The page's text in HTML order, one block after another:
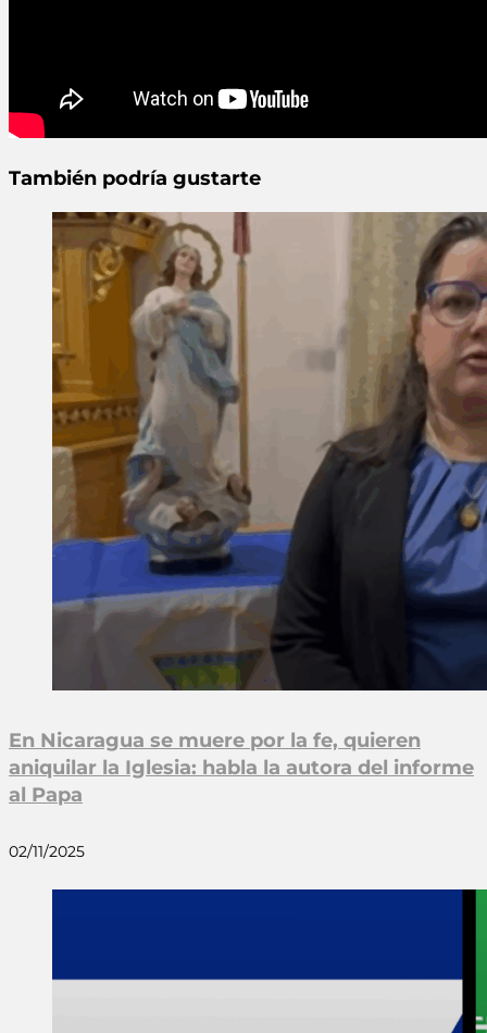
También podría gustarte
En Nicaragua se muere por la fe, quieren
aniquilar la Iglesia: habla la autora del informe
al Papa
02/11/2025